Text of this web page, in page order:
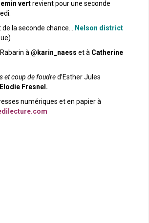
vertrevient pour une seconde
la seconde chance… Nelson district
à @karin_naess et à Catherine
et coup de foudred’Esther Jules
Elodie Fresnel.
numériques et en papier à